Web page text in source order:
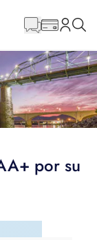
por su